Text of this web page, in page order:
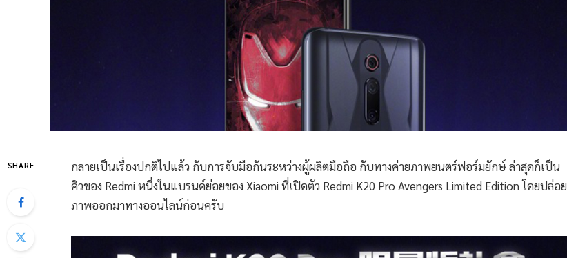
SHARE
กลายเป็นเรื่องปกติไปแล้ว กับการจับมือกันระหว่างผู้ผลิตมือถือ กับทางค่ายภาพยนตร์ฟอร์มยักษ์ ล่าสุดก็เป็น
คิวของ Redmi หนึ่งในแบรนด์ย่อยของ Xiaomi ที่เปิดตัว Redmi K20 Pro Avengers Limited Edition โดยปล่อย
ภาพออกมาทางออนไลน์ก่อนครับ